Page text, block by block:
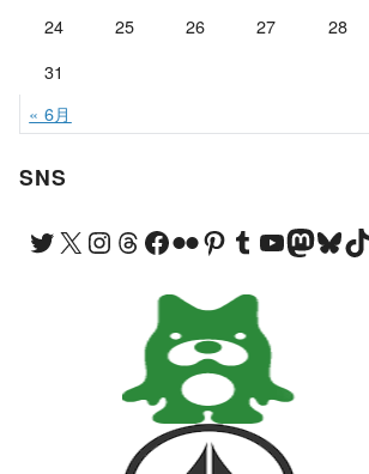
24
25 26 27 28
31
« 6月
SNS
Twitter X Instagram Threads Facebook Flickr Pinterest Tumblr YouTube Mastodon Bluesky TikTok